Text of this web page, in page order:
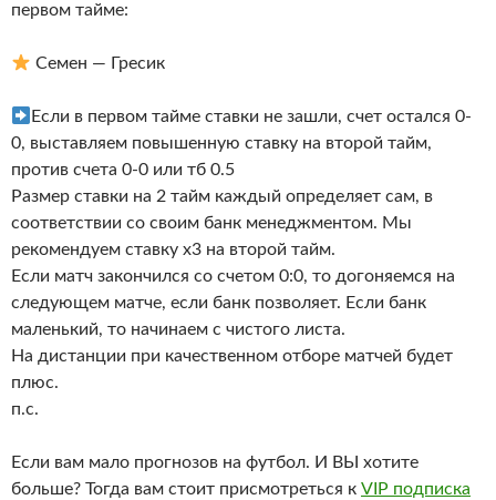
первом тайме:
Семен — Гресик
Если в первом тайме ставки не зашли, счет остался 0-
0, выставляем повышенную ставку на второй тайм,
против счета 0-0 или тб 0.5
Размер ставки на 2 тайм каждый определяет сам, в
соответствии со своим банк менеджментом. Мы
рекомендуем ставку х3 на второй тайм.
Если матч закончился со счетом 0:0, то догоняемся на
следующем матче, если банк позволяет. Если банк
маленький, то начинаем с чистого листа.
На дистанции при качественном отборе матчей будет
плюс.
п.с.
Если вам мало прогнозов на футбол. И ВЫ хотите
больше? Тогда вам стоит присмотреться к VIP подписка